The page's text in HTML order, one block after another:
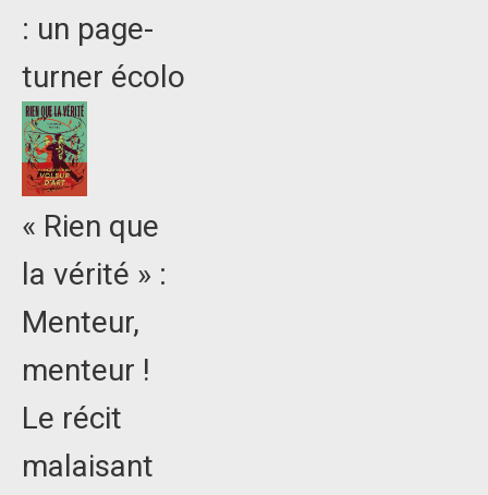
: un page-
turner écolo
« Rien que
la vérité » :
Menteur,
menteur !
Le récit
malaisant